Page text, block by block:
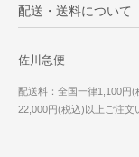
配送・送料について
佐川急便
配送料：全国一律1,100円(
22,000円(税込)以上ご注文